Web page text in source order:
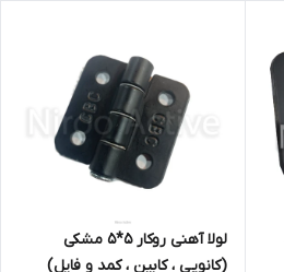
لولا آهنی روکار 5*5 مشکی
(کانوپی ، کابین ، کمد و فایل)